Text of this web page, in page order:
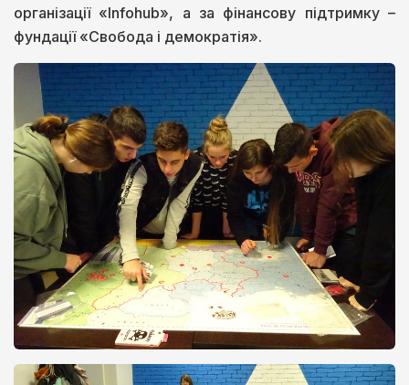
організації «Infohub», а за фінансову підтримку –
фундації «Свобода і демократія».